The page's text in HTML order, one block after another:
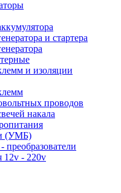
и стартера
и изоляции
проводов
накала
(УМБ)
преобразователи
12v - 220v